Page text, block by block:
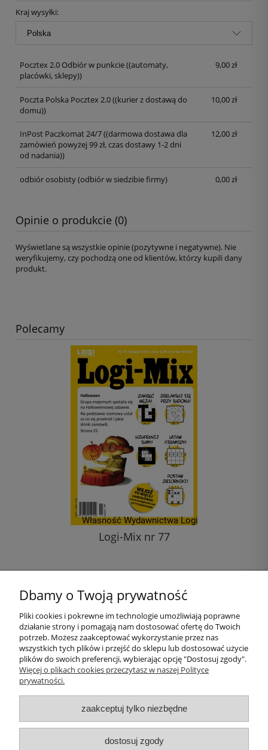
Kraj wysyłki:
Pocztex 2.0 Odbiór w punkcie((automaty,
placówki, sklepy))
9,00 zł
Poczta Polska Pocztex 2.0((kurier z dostawą do
domu))
10,00 zł
InPost Paczkomat 24/7((darmowa dostawa dla
zamówień powyżej 99 zł, czas dostawy 1-2 dni
od nadania))
12,00 zł
odbiór osobisty(odbiór w siedzibie firmy) 0,00 zł
Opinie o produkcie (0)
Wyświetlane są wszystkie opinie (pozytywne i negatywne). Nie
weryfikujemy, czy pochodzą one od klientów, którzy kupili dany
produkt.
Polecamy
Logi-Mix nr 77
do koszyka
Pomoc
Moje konto
Informacje
Dbamy o Twoją prywatność
Pliki cookies i pokrewne im technologie umożliwiają poprawne
działanie strony i pomagają nam dostosować ofertę do Twoich
potrzeb. Możesz zaakceptować wykorzystanie przez nas
wszystkich tych plików i przejść do sklepu lub dostosować użycie
plików do swoich preferencji, wybierając opcję "Dostosuj zgody".
Więcej o plikach cookies przeczytasz w naszej Polityce
prywatności.
zaakceptuj tylko niezbędne
dostosuj zgody